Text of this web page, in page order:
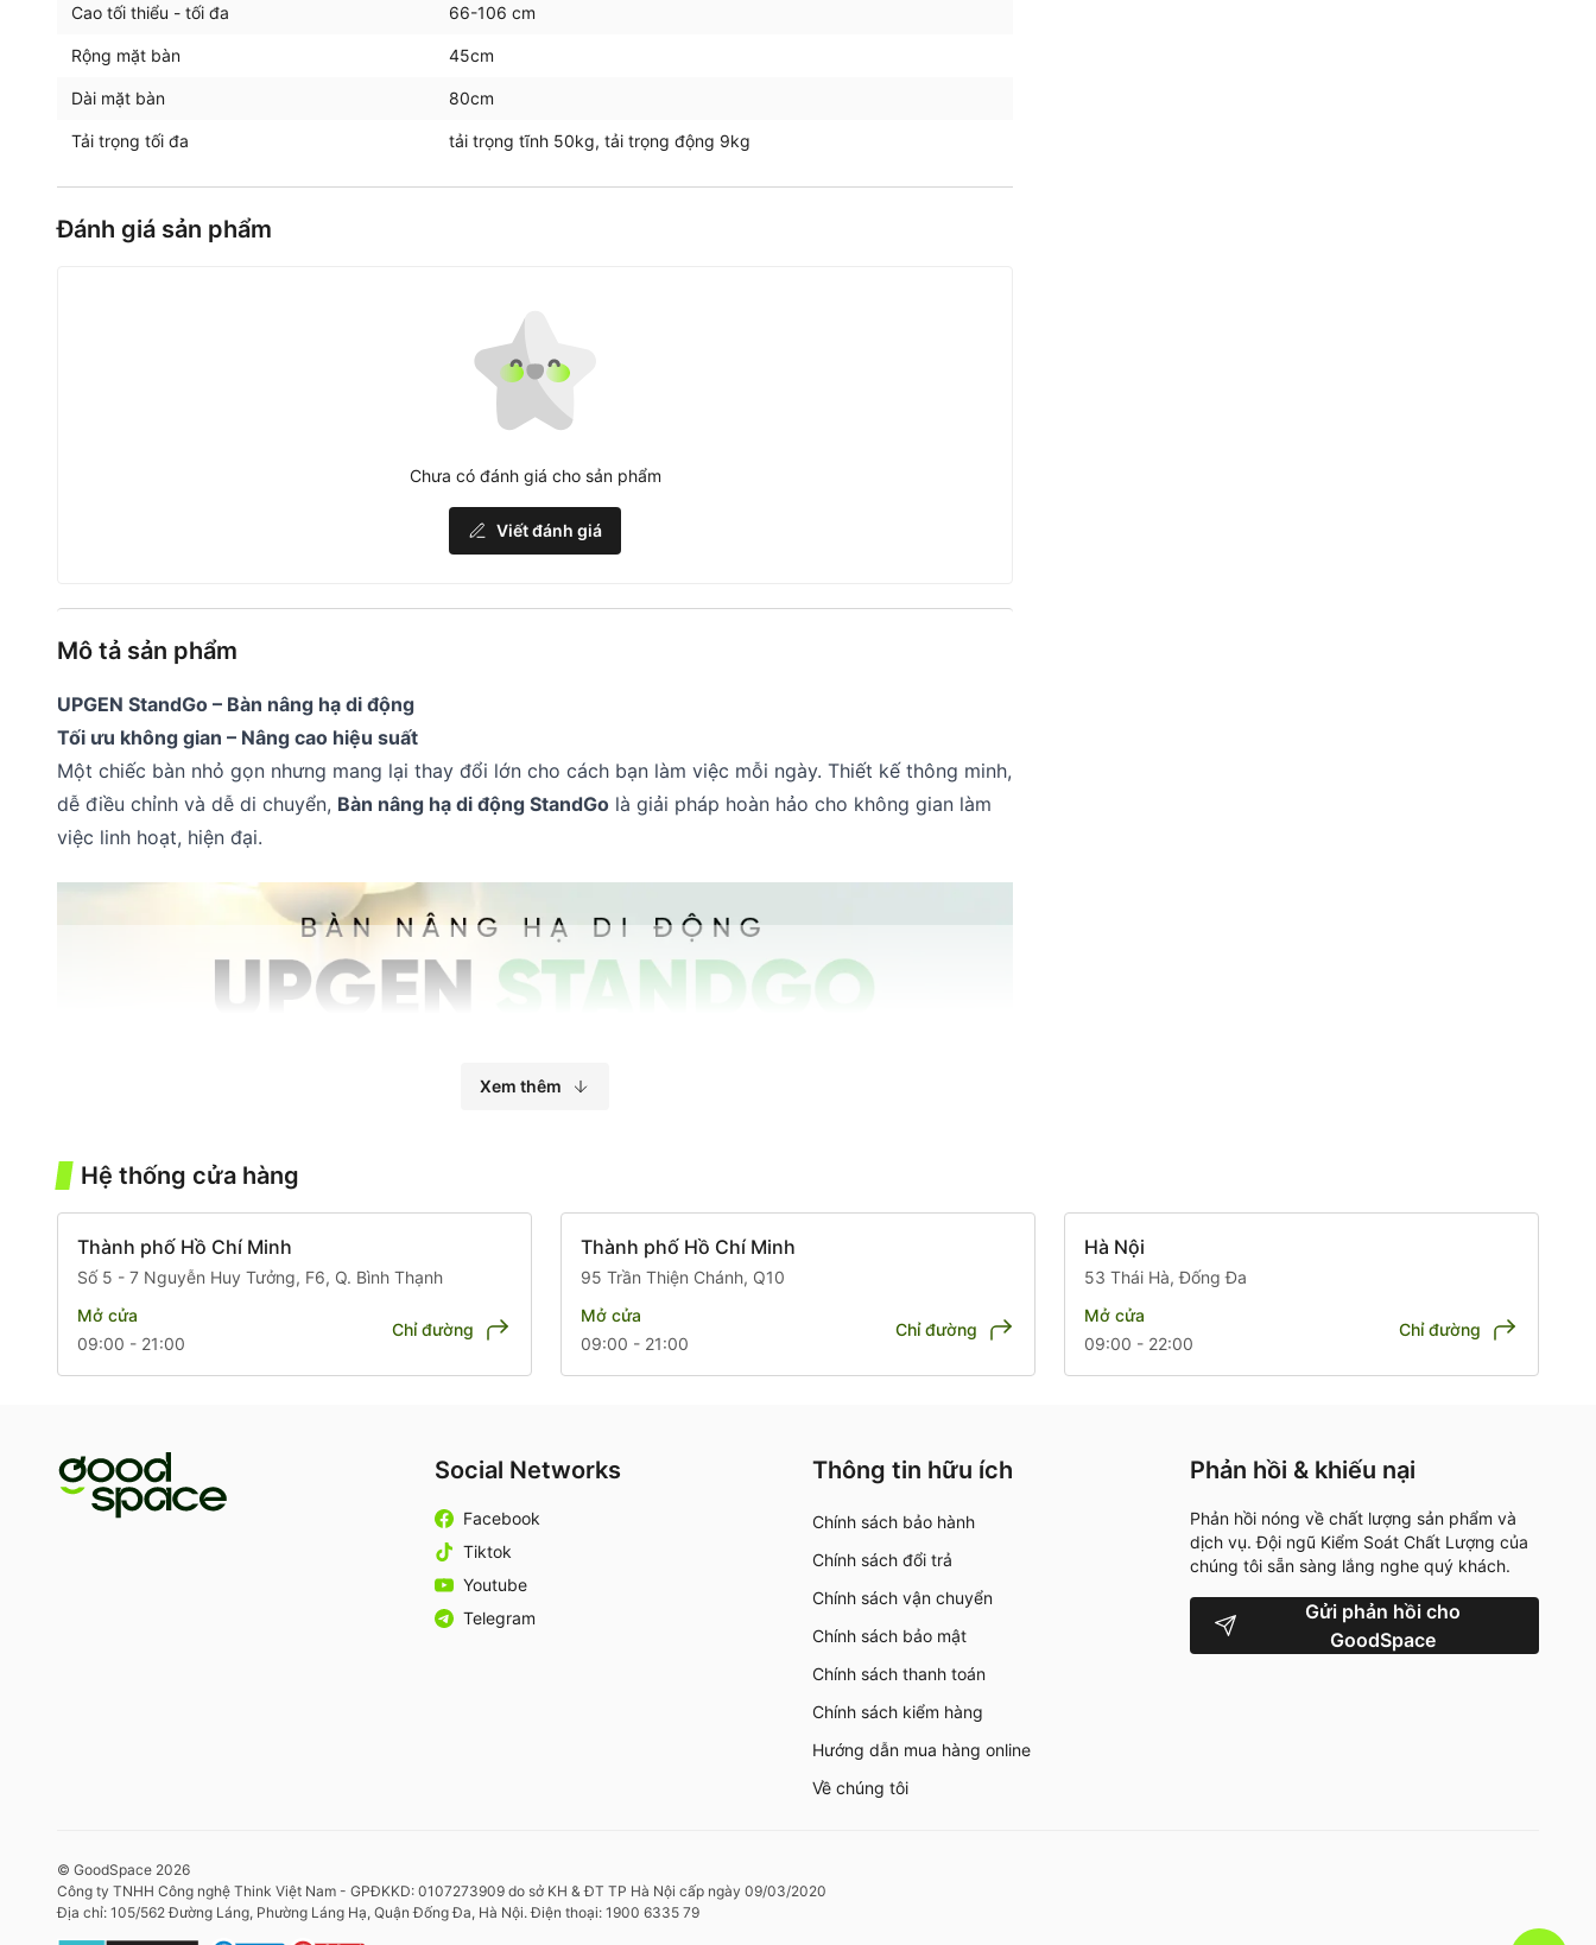
Cao tối thiểu - tối đa 66-106 cm
Rộng mặt bàn 45cm
Dài mặt bàn 80cm
Tải trọng tối đa tải trọng tĩnh 50kg, tải trọng động 9kg
Đánh giá sản phẩm
Chưa có đánh giá cho sản phẩm
Viết đánh giá
Mô tả sản phẩm
UPGEN StandGo – Bàn nâng hạ di động
Tối ưu không gian – Nâng cao hiệu suất
Một chiếc bàn nhỏ gọn nhưng mang lại thay đổi lớn cho cách bạn làm việc mỗi ngày. Thiết kế thông minh,
dễ điều chỉnh và dễ di chuyển, Bàn nâng hạ di động StandGo là giải pháp hoàn hảo cho không gian làm
việc linh hoạt, hiện đại.
Xem thêm
Hệ thống cửa hàng
Thành phố Hồ Chí Minh
Số 5 - 7 Nguyễn Huy Tưởng, F6, Q. Bình Thạnh
Mở cửa
09:00 - 21:00
Chỉ đường
Thành phố Hồ Chí Minh
95 Trần Thiện Chánh, Q10
Mở cửa
09:00 - 21:00
Chỉ đường
Hà Nội
53 Thái Hà, Đống Đa
Mở cửa
09:00 - 22:00
Chỉ đường
Social Networks
Facebook
Tiktok
Youtube
Telegram
Thông tin hữu ích
Chính sách bảo hành
Chính sách đổi trả
Chính sách vận chuyển
Chính sách bảo mật
Chính sách thanh toán
Chính sách kiểm hàng
Hướng dẫn mua hàng online
Về chúng tôi
Phản hồi & khiếu nại
Phản hồi nóng về chất lượng sản phẩm và
dịch vụ. Đội ngũ Kiểm Soát Chất Lượng của
chúng tôi sẵn sàng lắng nghe quý khách.
Gửi phản hồi cho
GoodSpace
© GoodSpace 2026
Công ty TNHH Công nghệ Think Việt Nam - GPĐKKD: 0107273909 do sở KH & ĐT TP Hà Nội cấp ngày 09/03/2020
Địa chỉ: 105/562 Đường Láng, Phường Láng Hạ, Quận Đống Đa, Hà Nội. Điện thoại: 1900 6335 79